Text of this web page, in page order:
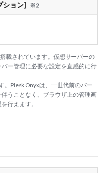
ション] ※2
載されています。仮想サーバーの
ー管理に必要な設定を直感的に行
Plesk Onyxは、一世代前のバー
うことなく、ブラウザ上の管理画
行えます。